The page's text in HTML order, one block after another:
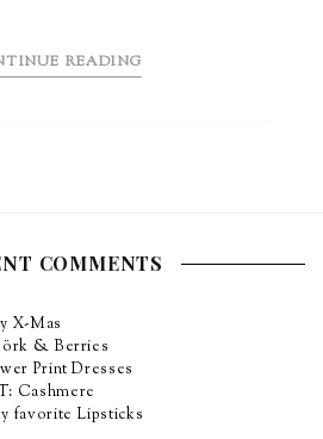
READING
COMMENTS
X-Mas
& Berries
Print Dresses
Cashmere
favorite Lipsticks